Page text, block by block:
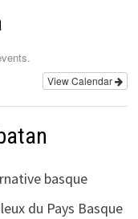
View Calendar
basque
du Pays Basque